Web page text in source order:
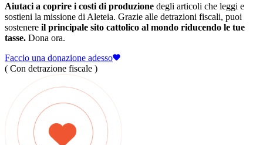
Aiutaci a coprire i costi di produzione degli articoli che leggi e
sostieni la missione di Aleteia. Grazie alle detrazioni fiscali, puoi
sostenere il principale sito cattolico al mondo riducendo le tue
tasse. Dona ora.
Faccio una donazione adesso
( Con detrazione fiscale )